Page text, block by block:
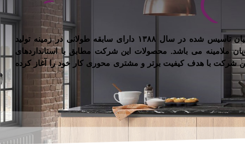
شرکت تیسان چوب ایرانیان تاسیس شده در سال ۱۳۸۸ دارای سابقه طولانی در زمینه تولید
ملامینه می باشد. محصولات این شرکت مطابق با استانداردهای
شرکت با هدف کیفیت برتر و مشتری محوری کار خود را آغاز کرده